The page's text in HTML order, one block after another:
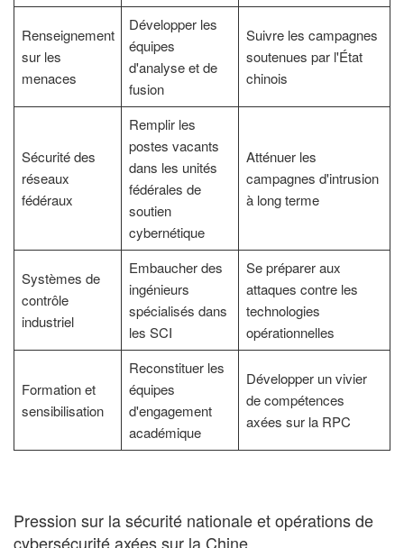
Renseignement
sur les
menaces
Développer les
équipes
d'analyse et de
fusion
Suivre les campagnes
soutenues par l'État
chinois
Sécurité des
réseaux
fédéraux
Remplir les
postes vacants
dans les unités
fédérales de
soutien
cybernétique
Atténuer les
campagnes d'intrusion
à long terme
Systèmes de
contrôle
industriel
Embaucher des
ingénieurs
spécialisés dans
les SCI
Se préparer aux
attaques contre les
technologies
opérationnelles
Formation et
sensibilisation
Reconstituer les
équipes
d'engagement
académique
Développer un vivier
de compétences
axées sur la RPC
Pression sur la sécurité nationale et opérations de
cybersécurité axées sur la Chine